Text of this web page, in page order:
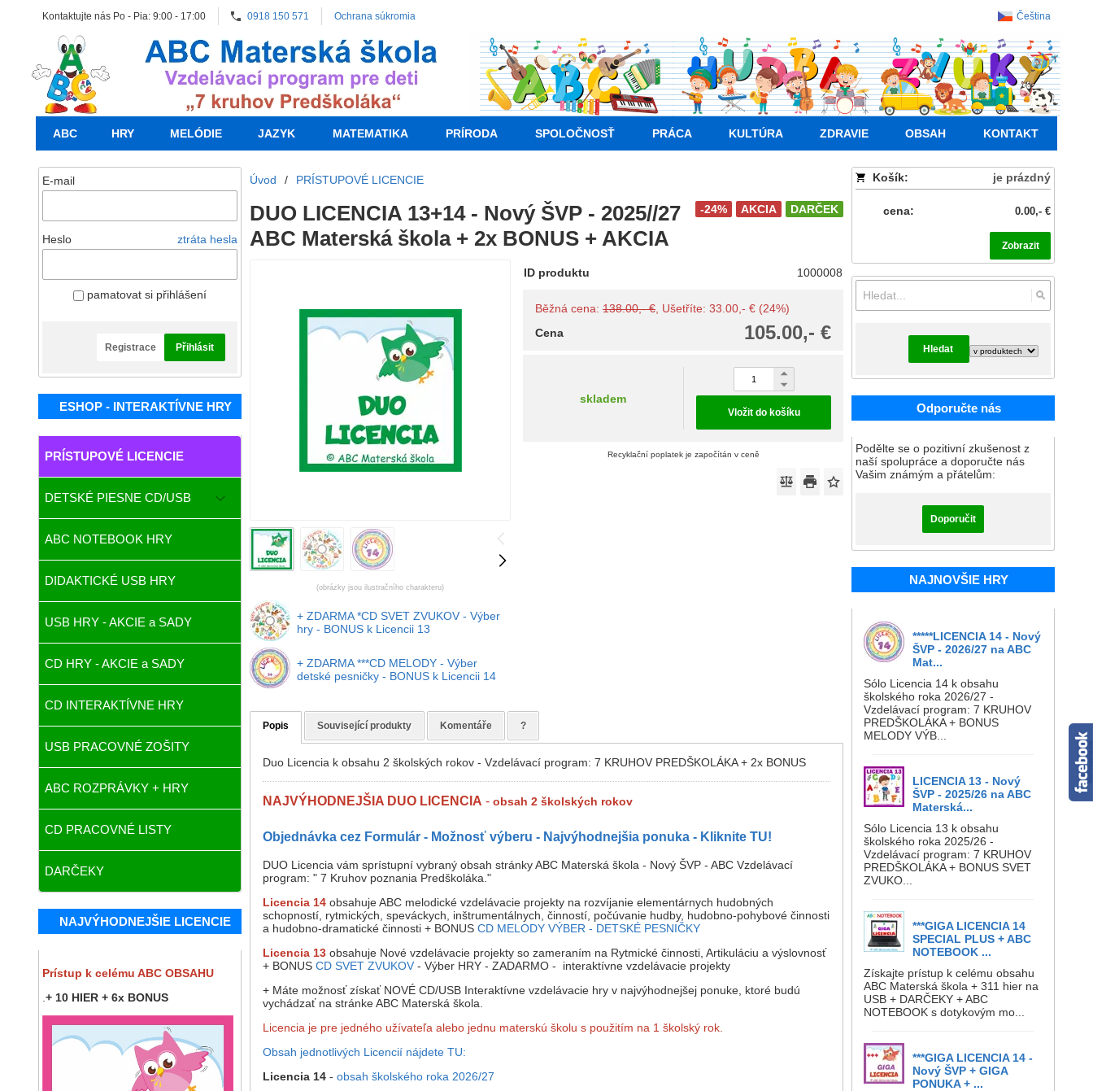
Kontaktujte nás Po - Pia: 9:00 - 17:00 0918 150 571 Ochrana súkromia Čeština
ABC HRY MELÓDIE JAZYK MATEMATIKA PRÍRODA SPOLOČNOSŤ PRÁCA KULTÚRA ZDRAVIE OBSAH KONTAKT
E-mail
Heslo ztráta hesla
pamatovat si přihlášení
Registrace Přihlásit
ESHOP - INTERAKTÍVNE HRY
PRÍSTUPOVÉ LICENCIE
DETSKÉ PIESNE CD/USB
ABC NOTEBOOK HRY
DIDAKTICKÉ USB HRY
USB HRY - AKCIE a SADY
CD HRY - AKCIE a SADY
CD INTERAKTÍVNE HRY
USB PRACOVNÉ ZOŠITY
ABC ROZPRÁVKY + HRY
CD PRACOVNÉ LISTY
DARČEKY
NAJVÝHODNEJŠIE LICENCIE
Prístup k celému ABC OBSAHU
+ 10 HIER + 6x BONUS
Košík: je prázdný
cena: 0.00,- €
Zobrazit
Hledat
Odporučte nás
Podělte se o pozitivní zkušenost z
naší spolupráce a doporučte nás
Vašim známým a přátelům:
Doporučit
NAJNOVŠIE HRY
*****LICENCIA 14 - Nový
ŠVP - 2026/27 na ABC
Mat...
Sólo Licencia 14 k obsahu
školského roka 2026/27 -
Vzdelávací program: 7 KRUHOV
PREDŠKOLÁKA + BONUS
MELODY VÝB...
LICENCIA 13 - Nový
ŠVP - 2025/26 na ABC
Materská...
Sólo Licencia 13 k obsahu
školského roka 2025/26 -
Vzdelávací program: 7 KRUHOV
PREDŠKOLÁKA + BONUS SVET
ZVUKO...
***GIGA LICENCIA 14
SPECIAL PLUS + ABC
NOTEBOOK ...
Získajte prístup k celému obsahu
ABC Materská škola + 311 hier na
USB + DARČEKY + ABC
NOTEBOOK s dotykovým mo...
***GIGA LICENCIA 14 -
Nový ŠVP + GIGA
PONUKA + ...
Úvod / PRÍSTUPOVÉ LICENCIE
DARČEK
AKCIA
-24%
DUO LICENCIA 13+14 - Nový ŠVP - 2025//27
ABC Materská škola + 2x BONUS + AKCIA
(obrázky jsou ilustračního charakteru)
+ ZDARMA *CD SVET ZVUKOV - Výber
hry - BONUS k Licencii 13
+ ZDARMA ***CD MELODY - Výber
detské pesničky - BONUS k Licencii 14
ID produktu 1000008
Běžná cena: 138.00,- € , Ušetříte: 33.00,- € (24%)
105.00,- €
Cena
skladem
Vložit do košíku
Recyklační poplatek je započítán v ceně
Popis Související produkty Komentáře ?
Duo Licencia k obsahu 2 školských rokov - Vzdelávací program: 7 KRUHOV PREDŠKOLÁKA + 2x BONUS
NAJVÝHODNEJŠIA DUO LICENCIA - obsah 2 školských rokov
Objednávka cez Formulár - Možnosť výberu - Najvýhodnejšia ponuka - Kliknite TU!
DUO Licencia vám sprístupní vybraný obsah stránky ABC Materská škola - Nový ŠVP - ABC Vzdelávací
program: " 7 Kruhov poznania Predškoláka."
Licencia 14 obsahuje ABC melodické vzdelávacie projekty na rozvíjanie elementárnych hudobných
schopností, rytmických, speváckych, inštrumentálnych, činností, počúvanie hudby, hudobno-pohybové činnosti
a hudobno-dramatické činnosti + BONUS CD MELODY VÝBER - DETSKÉ PESNIČKY
Licencia 13 obsahuje Nové vzdelávacie projekty so zameraním na Rytmické činnosti, Artikuláciu a výslovnosť
+ BONUS CD SVET ZVUKOV - Výber HRY - ZADARMO - interaktívne vzdelávacie projekty
+ Máte možnosť získať NOVÉ CD/USB Interaktívne vzdelávacie hry v najvýhodnejšej ponuke, ktoré budú
vychádzať na stránke ABC Materská škola.
Licencia je pre jedného užívateľa alebo jednu materskú školu s použitím na 1 školský rok.
Obsah jednotlivých Licencií nájdete TU:
Licencia 14 - obsah školského roka 2026/27